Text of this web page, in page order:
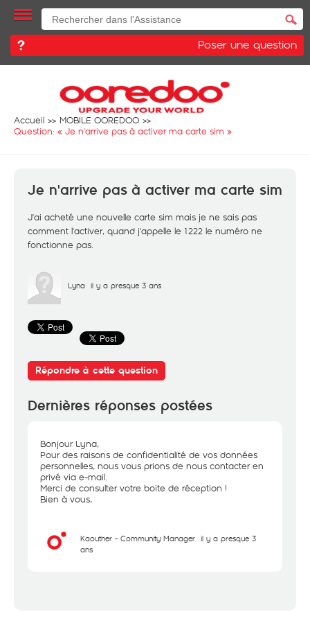
Poser une question
Accueil
MOBILE OOREDOO
Question: « Je n'arrive pas à activer ma carte sim »
Je n'arrive pas à activer ma carte sim
J'ai acheté une nouvelle carte sim mais je ne sais pas
comment l'activer, quand j'appelle le 1222 le numéro ne
fonctionne pas.
Lyna il y a presque 3 ans
Répondre à cette question
Dernières réponses postées
Bonjour Lyna,
Pour des raisons de confidentialité de vos données
personnelles, nous vous prions de nous contacter en
privé via e-mail.
Merci de consulter votre boite de réception !
Bien à vous,
Kaouther - Community Manager il y a presque 3
ans